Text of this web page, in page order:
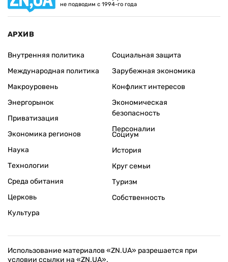
не подводим с 1994-го года
АРХИВ
Внутренняя политика
Международная политика
Макроуровень
Энергорынок
Приватизация
Экономика регионов
Социальная защита
Зарубежная экономика
Конфликт интересов
Экономическая
безопасность
Персоналии
Наука
Технологии
Среда обитания
Церковь
Культура
Социум
История
Круг семьи
Туризм
Собственность
Использование материалов «ZN.UA» разрешается при
условии ссылки на «ZN.UA».